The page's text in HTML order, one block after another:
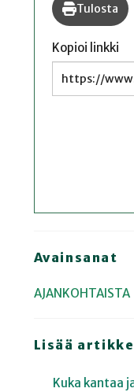
Tulosta
Kopioi linkki
Avainsanat
AJANKOHTAISTA
Lisää
Kuka kantaa